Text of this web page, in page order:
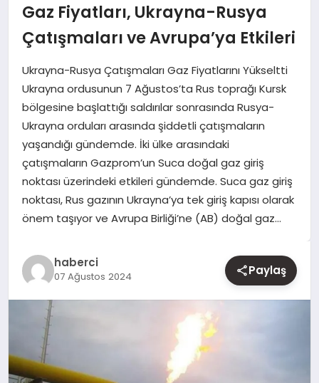
TEKNOLOJI
SPOR
EĞITIM
Gaz Fiyatları, Ukrayna-Rusya
Çatışmaları ve Avrupa’ya Etkileri
Ukrayna-Rusya Çatışmaları Gaz Fiyatlarını Yükseltti
Ukrayna ordusunun 7 Ağustos’ta Rus toprağı Kursk
bölgesine başlattığı saldırılar sonrasında Rusya-
Ukrayna orduları arasında şiddetli çatışmaların
yaşandığı gündemde. İki ülke arasındaki
çatışmaların Gazprom’un Suca doğal gaz giriş
noktası üzerindeki etkileri gündemde. Suca gaz giriş
noktası, Rus gazının Ukrayna’ya tek giriş kapısı olarak
önem taşıyor ve Avrupa Birliği’ne (AB) doğal gaz…
haberci
07 Ağustos 2024 Paylaş